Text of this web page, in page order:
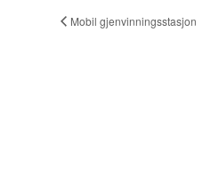
Mobil gjenvinningsstasjon